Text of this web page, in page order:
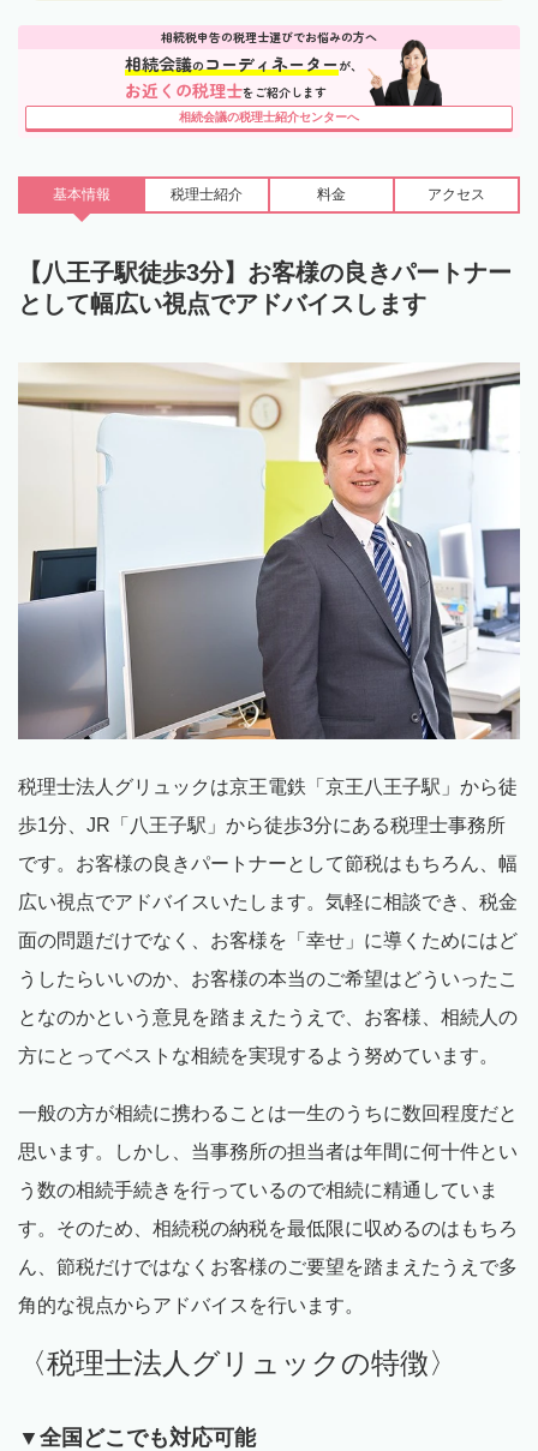
相続税申告の税理士選びでお悩みの方へ
相続会議のコーディネーターが、
お近くの税理士をご紹介します
相続会議の税理士紹介センターへ
基本情報 税理士紹介 料金 アクセス
【八王子駅徒歩3分】お客様の良きパートナー
として幅広い視点でアドバイスします
税理士法人グリュックは京王電鉄「京王八王子駅」から徒
歩1分、 JR 「八王子駅」から徒歩3分にある税理士事務所
です。お客様の良きパートナーとして節税はもちろん、幅
広い視点でアドバイスいたします。気軽に相談でき、税金
面の問題だけでなく、お客様を「幸せ」に導くためにはど
うしたらいいのか、お客様の本当のご希望はどういったこ
となのかという意見を踏まえたうえで、お客様、相続人の
方にとってベストな相続を実現するよう努めています。
一般の方が相続に携わることは一生のうちに数回程度だと
思います。しかし、当事務所の担当者は年間に何十件とい
う数の相続手続きを行っているので相続に精通していま
す。そのため、相続税の納税を最低限に収めるのはもちろ
ん、節税だけではなくお客様のご要望を踏まえたうえで多
角的な視点からアドバイスを行います。
〈税理士法人グリュックの特徴〉
▼全国どこでも対応可能